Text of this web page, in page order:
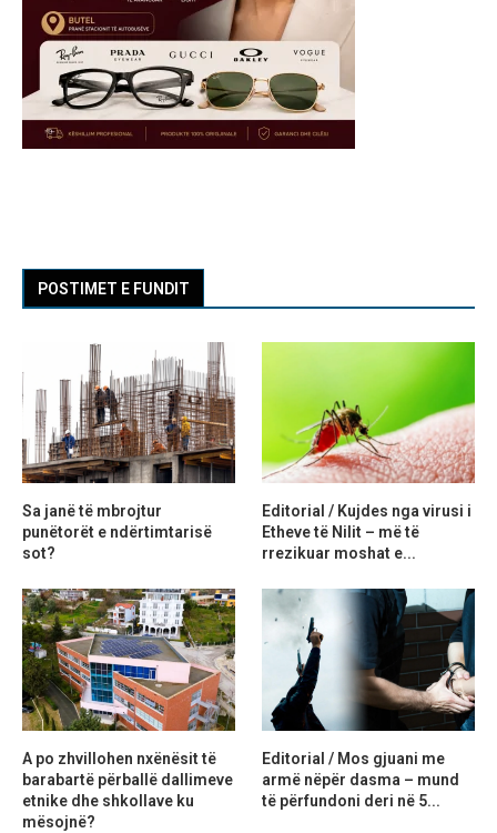
POSTIMET E FUNDIT
Sa janë të mbrojtur
punëtorët e ndërtimtarisë
sot?
Editorial / Kujdes nga virusi i
Etheve të Nilit – më të
rrezikuar moshat e...
A po zhvillohen nxënësit të
barabartë përballë dallimeve
etnike dhe shkollave ku
mësojnë?
Editorial / Mos gjuani me
armë nëpër dasma – mund
të përfundoni deri në 5...